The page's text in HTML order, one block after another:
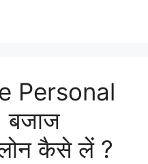
Personal
कैसे लें ?